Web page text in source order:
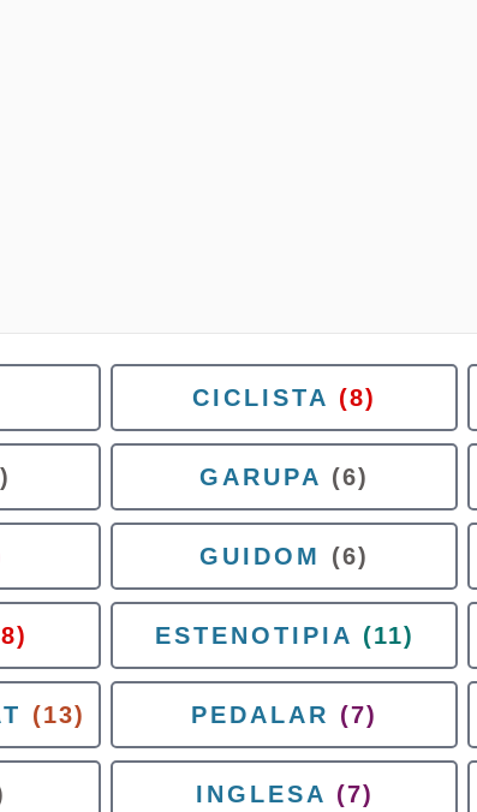
CICLISTA (8)
GARUPA (6)
GUIDOM (6)
ESTENOTIPIA (11)
(13) PEDALAR (7)
INGLESA (7)